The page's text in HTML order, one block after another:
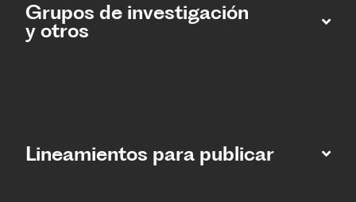
Grupos de investigación
y otros
Lineamientos para publicar